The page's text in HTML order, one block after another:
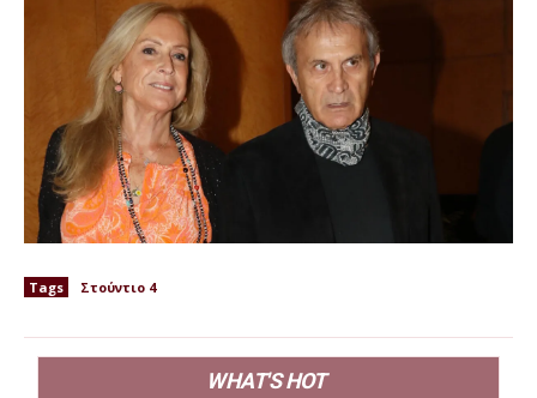
Tags Στούντιο 4
WHAT'S HOT